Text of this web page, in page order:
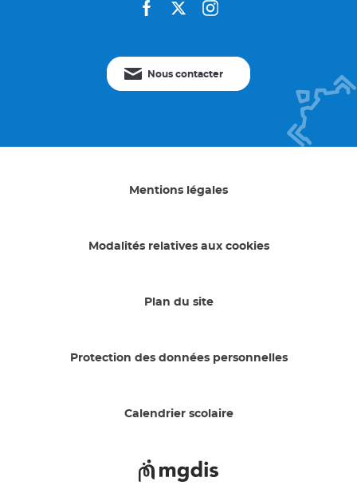
facebooktwitterinstagram
Nous contacter
Mentions légales
Modalités relatives aux cookies
Plan du site
Protection des données personnelles
Calendrier scolaire